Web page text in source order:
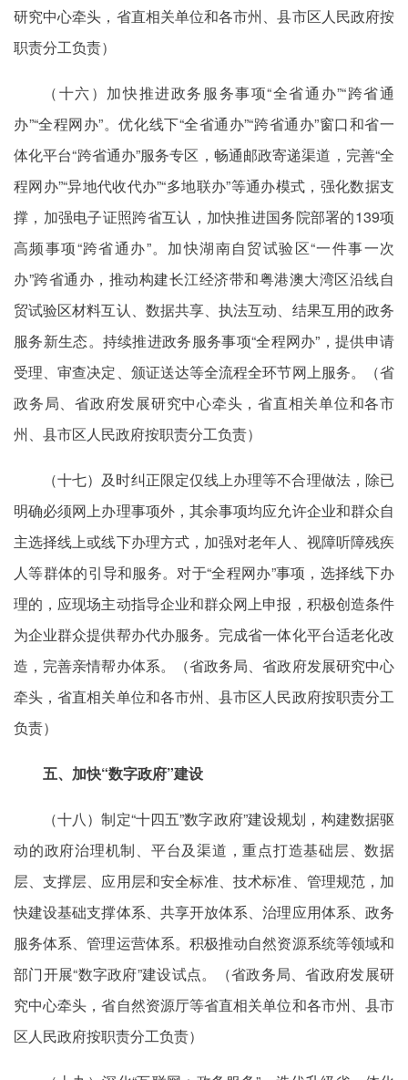
研究中心牵头，省直相关单位和各市州、县市区人民政府按
职责分工负责）
（十六）加快推进政务服务事项“全省通办”“跨省通
办”“全程网办”。优化线下“全省通办”“跨省通办”窗口和省一
体化平台“跨省通办”服务专区，畅通邮政寄递渠道，完善“全
程网办”“异地代收代办”“多地联办”等通办模式，强化数据支
撑，加强电子证照跨省互认，加快推进国务院部署的139项
高频事项“跨省通办”。加快湖南自贸试验区“一件事一次
办”跨省通办，推动构建长江经济带和粤港澳大湾区沿线自
贸试验区材料互认、数据共享、执法互动、结果互用的政务
服务新生态。持续推进政务服务事项“全程网办”，提供申请
受理、审查决定、颁证送达等全流程全环节网上服务。（省
政务局、省政府发展研究中心牵头，省直相关单位和各市
州、县市区人民政府按职责分工负责）
（十七）及时纠正限定仅线上办理等不合理做法，除已
明确必须网上办理事项外，其余事项均应允许企业和群众自
主选择线上或线下办理方式，加强对老年人、视障听障残疾
人等群体的引导和服务。对于“全程网办”事项，选择线下办
理的，应现场主动指导企业和群众网上申报，积极创造条件
为企业群众提供帮办代办服务。完成省一体化平台适老化改
造，完善亲情帮办体系。（省政务局、省政府发展研究中心
牵头，省直相关单位和各市州、县市区人民政府按职责分工
负责）
五、加快“数字政府”建设
（十八）制定“十四五”数字政府”建设规划，构建数据驱
动的政府治理机制、平台及渠道，重点打造基础层、数据
层、支撑层、应用层和安全标准、技术标准、管理规范，加
快建设基础支撑体系、共享开放体系、治理应用体系、政务
服务体系、管理运营体系。积极推动自然资源系统等领域和
部门开展“数字政府”建设试点。（省政务局、省政府发展研
究中心牵头，省自然资源厅等省直相关单位和各市州、县市
区人民政府按职责分工负责）